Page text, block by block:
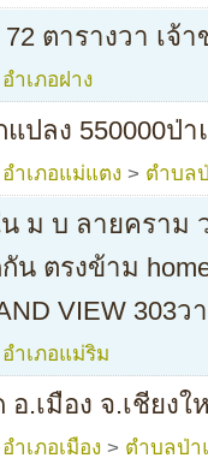
ตารางวา เจ้
อำเภอฝาง
ปลง 550000ป่า
อำเภอแม่แตง > ตำบล
ม บ ลายคราม
น ตรงข้าม
VIEW 303ว
อำเภอแม่ริม
.เมือง จ.เชียงใ
อำเภอเมือง > ตำบลป่า